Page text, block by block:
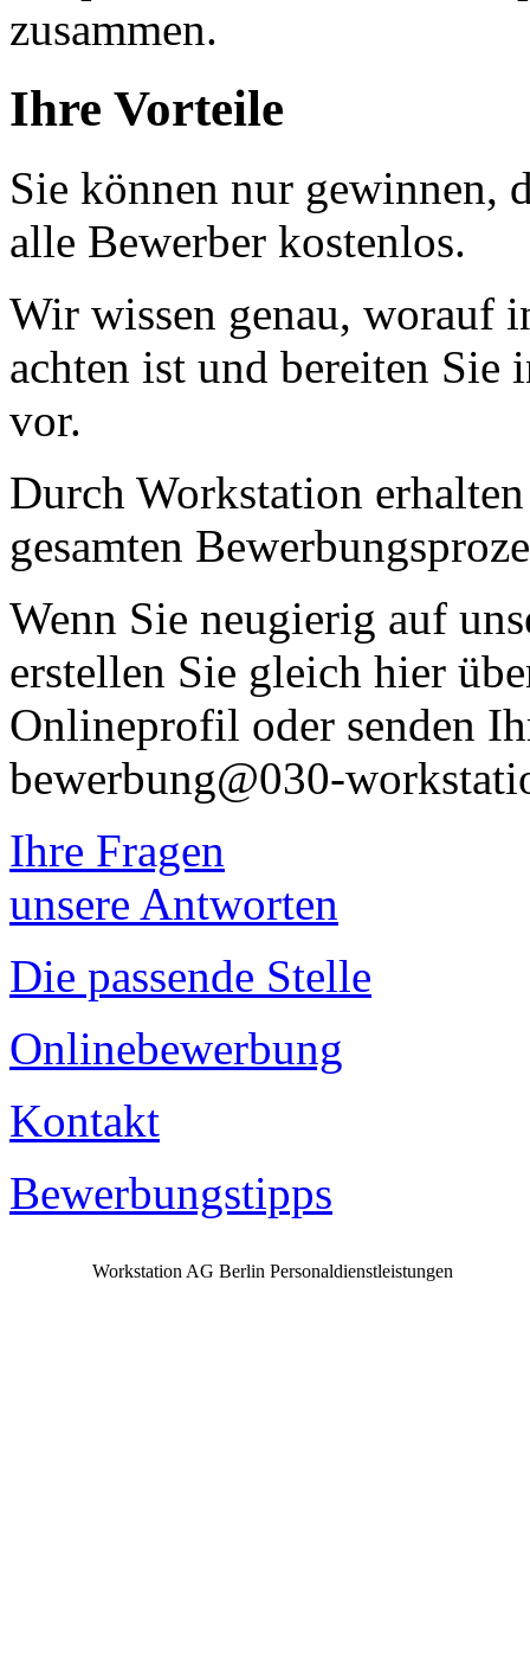
zusammen.
Ihre Vorteile
Sie können nur gewinnen,
alle Bewerber kostenlos.
Wir wissen genau, worauf
achten ist und bereiten Sie
vor.
Durch Workstation
gesamten
Wenn Sie neugierig auf
erstellen Sie gleich hier
Onlineprofil oder senden
bewerbung@030-
Ihre Fragen
unsere Antworten
Die passende Stelle
Onlinebewerbung
Kontakt
Bewerbungstipps
Workstation AG Berlin Personaldienstleistungen